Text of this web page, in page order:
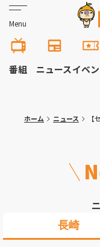
Menu
番組 ニュースイベ
ホーム ニュース 【セ
長崎